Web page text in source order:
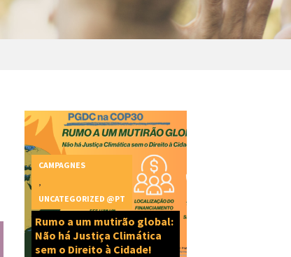
Rumo a um mutirão global:
Não há Justiça Climática
sem o Direito à Cidade!
CAMPAGNES
UNCATEGORIZED @PT